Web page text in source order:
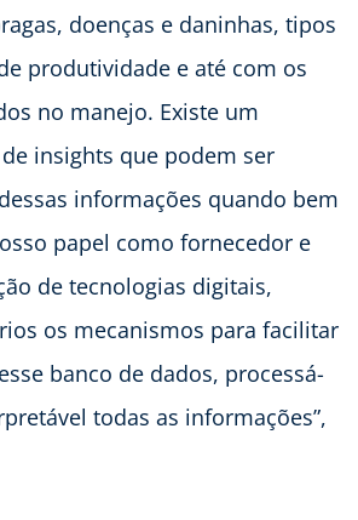
doenças e daninhas, tipos
produtividade e até com os
no manejo. Existe um
insights que podem ser
informações quando bem
papel como fornecedor e
de tecnologias digitais,
os mecanismos para facilitar
banco de dados, processá-
todas as informações”,